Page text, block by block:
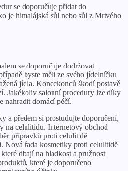
se doporučuje přidat do
je himalájská sůl nebo sůl z Mrtvého
se doporučuje dodržovat
byste měli ze svého jídelníčku
jídla. Koneckonců škodí postavě
Jakékoliv salonní procedury lze díky
nahradit domácí péčí.
a předem si prostudujte doporučení,
na celulitidu. Internetový obchod
přípravků proti celulitidě
Nová řada kosmetiky proti celulitidě
dbají na hladkost a pružnost
které je doporučeno